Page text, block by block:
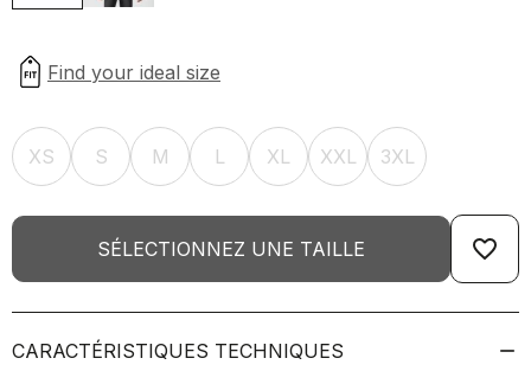
XS S M L XL XXL 3XL
SÉLECTIONNEZ UNE TAILLE favorite_border
CARACTÉRISTIQUES TECHNIQUES